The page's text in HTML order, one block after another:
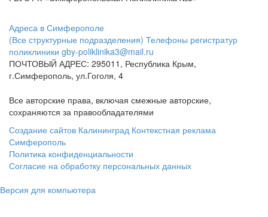
Адреса в Симферополе
(Все структурные подразделения) Телефоны регистратур
поликлиники gby-poliklinika3@mail.ru
ПОЧТОВЫЙ АДРЕС: 295011, Республика Крым,
г.Симферополь, ул.Гоголя, 4
Все авторские права, включая смежные авторские,
сохраняются за правообладателями
Создание сайтов Калининград Контекстная реклама
Симферополь
Политика конфиденциальности
Согласие на обработку персональных данных
Версия для компьютера